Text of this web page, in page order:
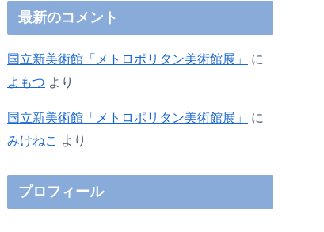
最新のコメント
国立新美術館「メトロポリタン美術館展」
に
よもつ より
国立新美術館「メトロポリタン美術館展」
に
みけねこ より
プロフィール